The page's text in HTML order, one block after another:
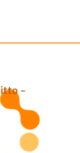
–